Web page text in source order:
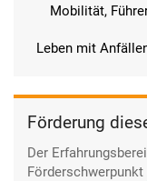
Mobilität,
Leben mit
Förderung
Der
Förderschwerpunkt